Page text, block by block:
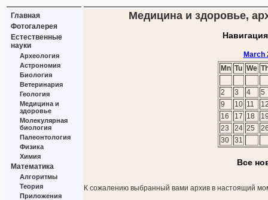
Главная
Фотогалерея
Естественные
науки
Археология
Астрономия
Биология
Ветеринария
Геология
Медицина и
здоровье
Молекулярная
биология
Палеонтология
Физика
Химия
Математика
Алгоритмы
Теория
Приложения
Медицина и здоровье,
March
Mn Tu We
2 3 4
5
9
10 11
16
17 18
23
24 25
30
31
Все
К сожалению выбранный вами архив в настоящий